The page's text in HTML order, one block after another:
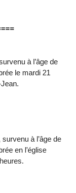
à l’âge de
le mardi 21
à l’âge de
en l’église